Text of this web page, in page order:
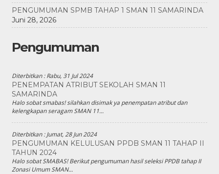
PENGUMUMAN SPMB TAHAP 1 SMAN 11 SAMARINDA
Juni 28, 2026
Pengumuman
Diterbitkan :Rabu, 31 Jul 2024
PENEMPATAN ATRIBUT SEKOLAH SMAN 11
SAMARINDA
Halo sobat smabas! silahkan disimak ya penempatan atribut dan
kelengkapan seragam SMAN 11...
Diterbitkan :Jumat, 28 Jun 2024
PENGUMUMAN KELULUSAN PPDB SMAN 11 TAHAP II
TAHUN 2024
Halo sobat SMABAS! Berikut pengumuman hasil seleksi PPDB tahap II
Zonasi Umum SMAN...